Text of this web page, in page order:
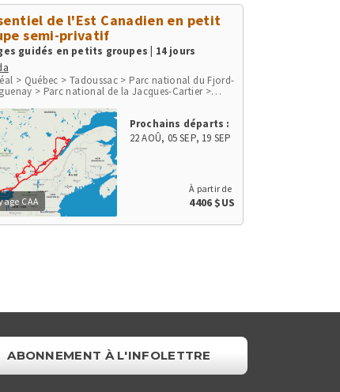
de l'Est Canadien en petit
semi-privatif
guidés en petits groupes | 14 jours
> Québec > Tadoussac > Parc national du Fjord-
> Parc national de la Jacques-Cartier >
> Parc national du Mont-Tremblant
CAA
Prochains départs :
22 AOÛ, 05 SEP, 19 SEP
À partir de
4406 $US
ABONNEMENT À L'INFOLETTRE